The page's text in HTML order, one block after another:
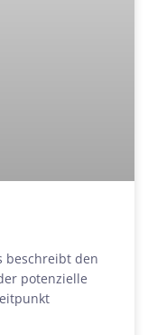
beschreibt den
potenzielle